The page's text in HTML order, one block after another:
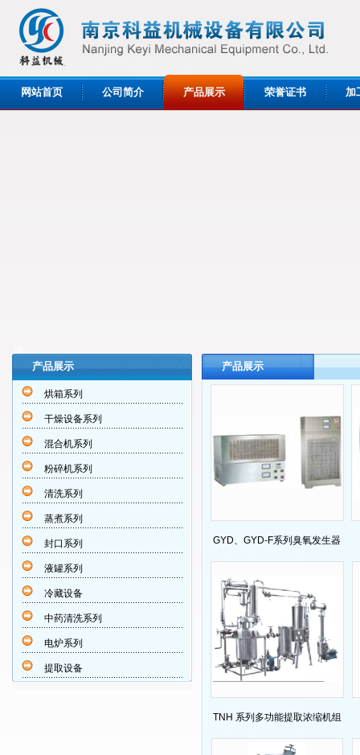
网站首页 公司简介 产品展示 荣誉证书 加
产品展示
烘箱系列
干燥设备系列
混合机系列
粉碎机系列
清洗系列
蒸煮系列
封口系列
液罐系列
冷藏设备
中药清洗系列
电炉系列
提取设备
产品展示
GYD、GYD-F系列臭氧发生器
TNH 系列多功能提取浓缩机组